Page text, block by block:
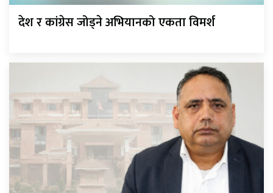
देश र कांग्रेस जोड्ने अभियानको एकता विमर्श